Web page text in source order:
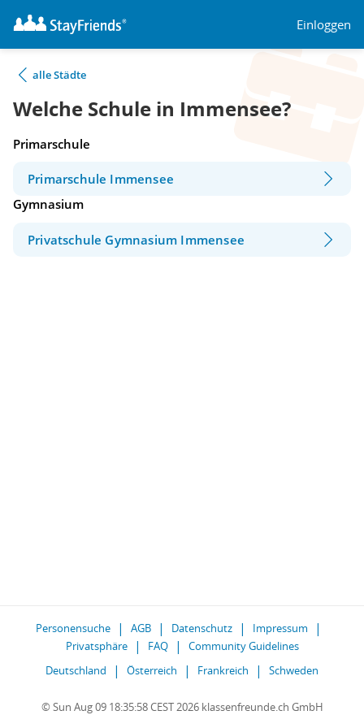
Einloggen
alle Städte
Welche Schule in Immensee?
Primarschule
Primarschule Immensee
Gymnasium
Privatschule Gymnasium Immensee
Personensuche AGB Datenschutz
Impressum
Privatsphäre
FAQ
Community Guidelines
Deutschland
Österreich Frankreich Schweden
© Sun Aug 09 18:35:58 CEST 2026 klassenfreunde.ch GmbH